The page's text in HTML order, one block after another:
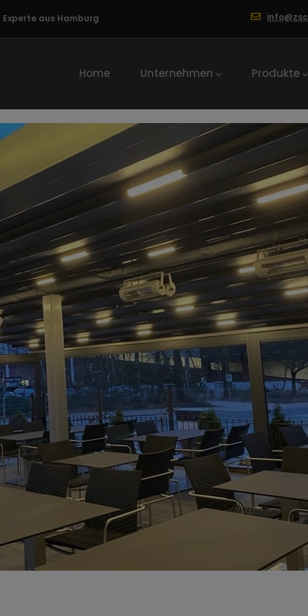
aus Hamburg
Home Unternehmen Produkte